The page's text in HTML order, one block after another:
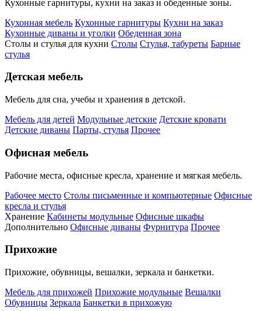
Кухонные гарнитуры, кухни на заказ и обеденные зоны.
Кухонная мебель Кухонные гарнитуры Кухни на заказ
Кухонные диваны и уголки Обеденная зона
Столы и стулья для кухни Столы Стулья, табуреты Барные
стулья
Детская мебель
Мебель для сна, учебы и хранения в детской.
Мебель для детей Модульные детские Детские кровати
Детские диваны Парты, стулья Прочее
Офисная мебель
Рабочие места, офисные кресла, хранение и мягкая мебель.
Рабочее место Столы письменные и компьютерные Офисные
кресла и стулья
Хранение Кабинеты модульные Офисные шкафы
Дополнительно Офисные диваны Фурнитура Прочее
Прихожие
Прихожие, обувницы, вешалки, зеркала и банкетки.
Мебель для прихожей Прихожие модульные Вешалки
Обувницы Зеркала Банкетки в прихожую